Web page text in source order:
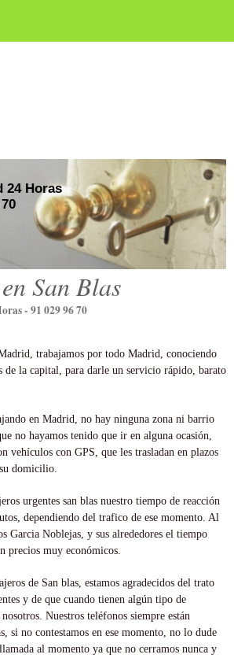
24 Horas
San Blas
- 91 029 96 70
trabajamos por todo Madrid, conociendo
de la capital, para darle un servicio rápido, barato
en Madrid, no hay ninguna zona ni barrio
no hayamos tenido que ir en alguna ocasión,
vehículos con GPS, que les trasladan en plazos
domicilio.
urgentes san blas nuestro tiempo de reacción
dependiendo del trafico de ese momento. Al
Garcia Noblejas, y sus alrededores el tiempo
precios muy económicos.
de San blas, estamos agradecidos del trato
y de que cuando tienen algún tipo de
Nuestros teléfonos siempre están
si no contestamos en ese momento, no lo dude
al momento ya que no cerramos nunca y